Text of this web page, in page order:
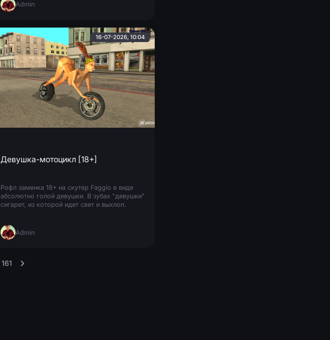
Admin
16-07-2026, 10:04
Девушка-мотоцикл [18+]
Рофл заменка 18+ на скутер Faggio в виде
абсолютно голой девушки. В зубах "девушки"
сигарет, из которой идет свет и выхлоп.
Admin
161